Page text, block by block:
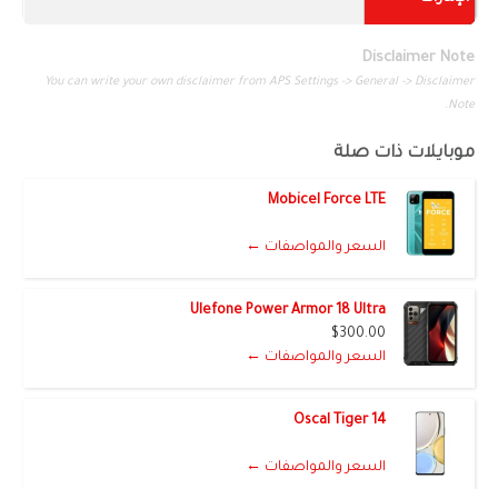
Disclaimer Note
You can write your own disclaimer from APS Settings -> General -> Disclaimer
Note.
موبايلات ذات صلة
Mobicel Force LTE
السعر والمواصفات ←
Ulefone Power Armor 18 Ultra
$300.00
السعر والمواصفات ←
Oscal Tiger 14
السعر والمواصفات ←